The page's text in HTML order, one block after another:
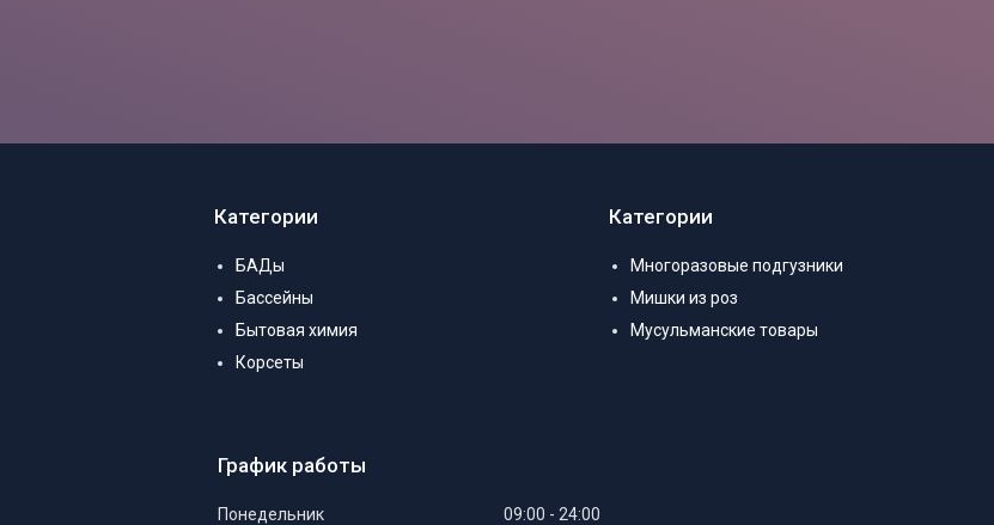
Категории
БАДы
Бассейны
Бытовая химия
Корсеты
Категории
Многоразовые подгузники
Мишки из роз
Мусульманские товары
График работы
Понедельник 09:00 24:00